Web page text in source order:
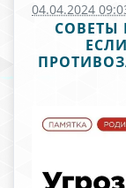
04.04.2024
СОВЕТЫ